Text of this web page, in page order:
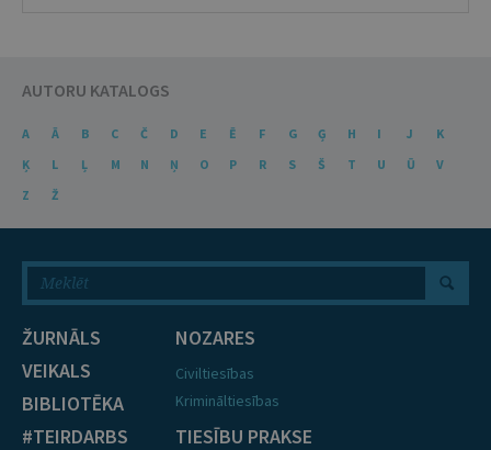
AUTORU KATALOGS
A Ā B C Č D E Ē F G Ģ H I J
K
Ķ
L Ļ M N Ņ O P R S Š T U Ū
V
Z
Ž
ŽURNĀLS
VEIKALS
BIBLIOTĒKA
#TEIRDARBS
NOZARES
Civiltiesības
Krimināltiesības
TIESĪBU PRAKSE